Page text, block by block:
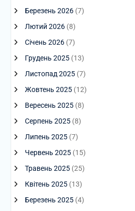
Березень 2026(7)
Лютий 2026(8)
Січень 2026(7)
Грудень 2025(13)
Листопад 2025(7)
Жовтень 2025(12)
Вересень 2025(8)
Серпень 2025(8)
Липень 2025(7)
Червень 2025(15)
Травень 2025(25)
Квітень 2025(13)
Березень 2025(4)